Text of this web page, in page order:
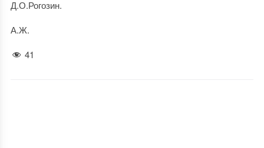
Д.О.Рогозин.
А.Ж.
41